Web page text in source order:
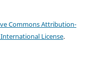
Commons Attribution-
License.